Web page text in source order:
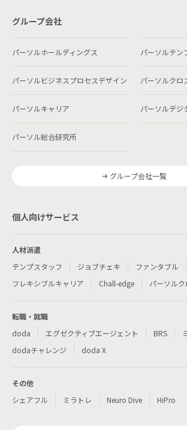
グループ会社
パーソルホールディングス パーソルテン
パーソルビジネスプロセスデザイン パーソルクロ
パーソルキャリア パーソルデジ
パーソル総合研究所
グループ会社一覧
個人向けサービス
人材派遣
テンプスタッフ
ジョブチェキ
ファンタブル
フレキシブルキャリア
Chall-edge パーソル
転職・就職
doda
エグゼクティブエージェント BRS
dodaチャレンジ
doda X
その他
シェアフル
ミラトレ Neuro Dive HiPro